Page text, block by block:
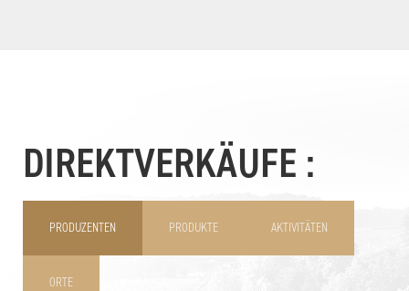
DIREKTVERKÄUFE :
PRODUZENTEN PRODUKTE AKTIVITÄTEN
ORTE